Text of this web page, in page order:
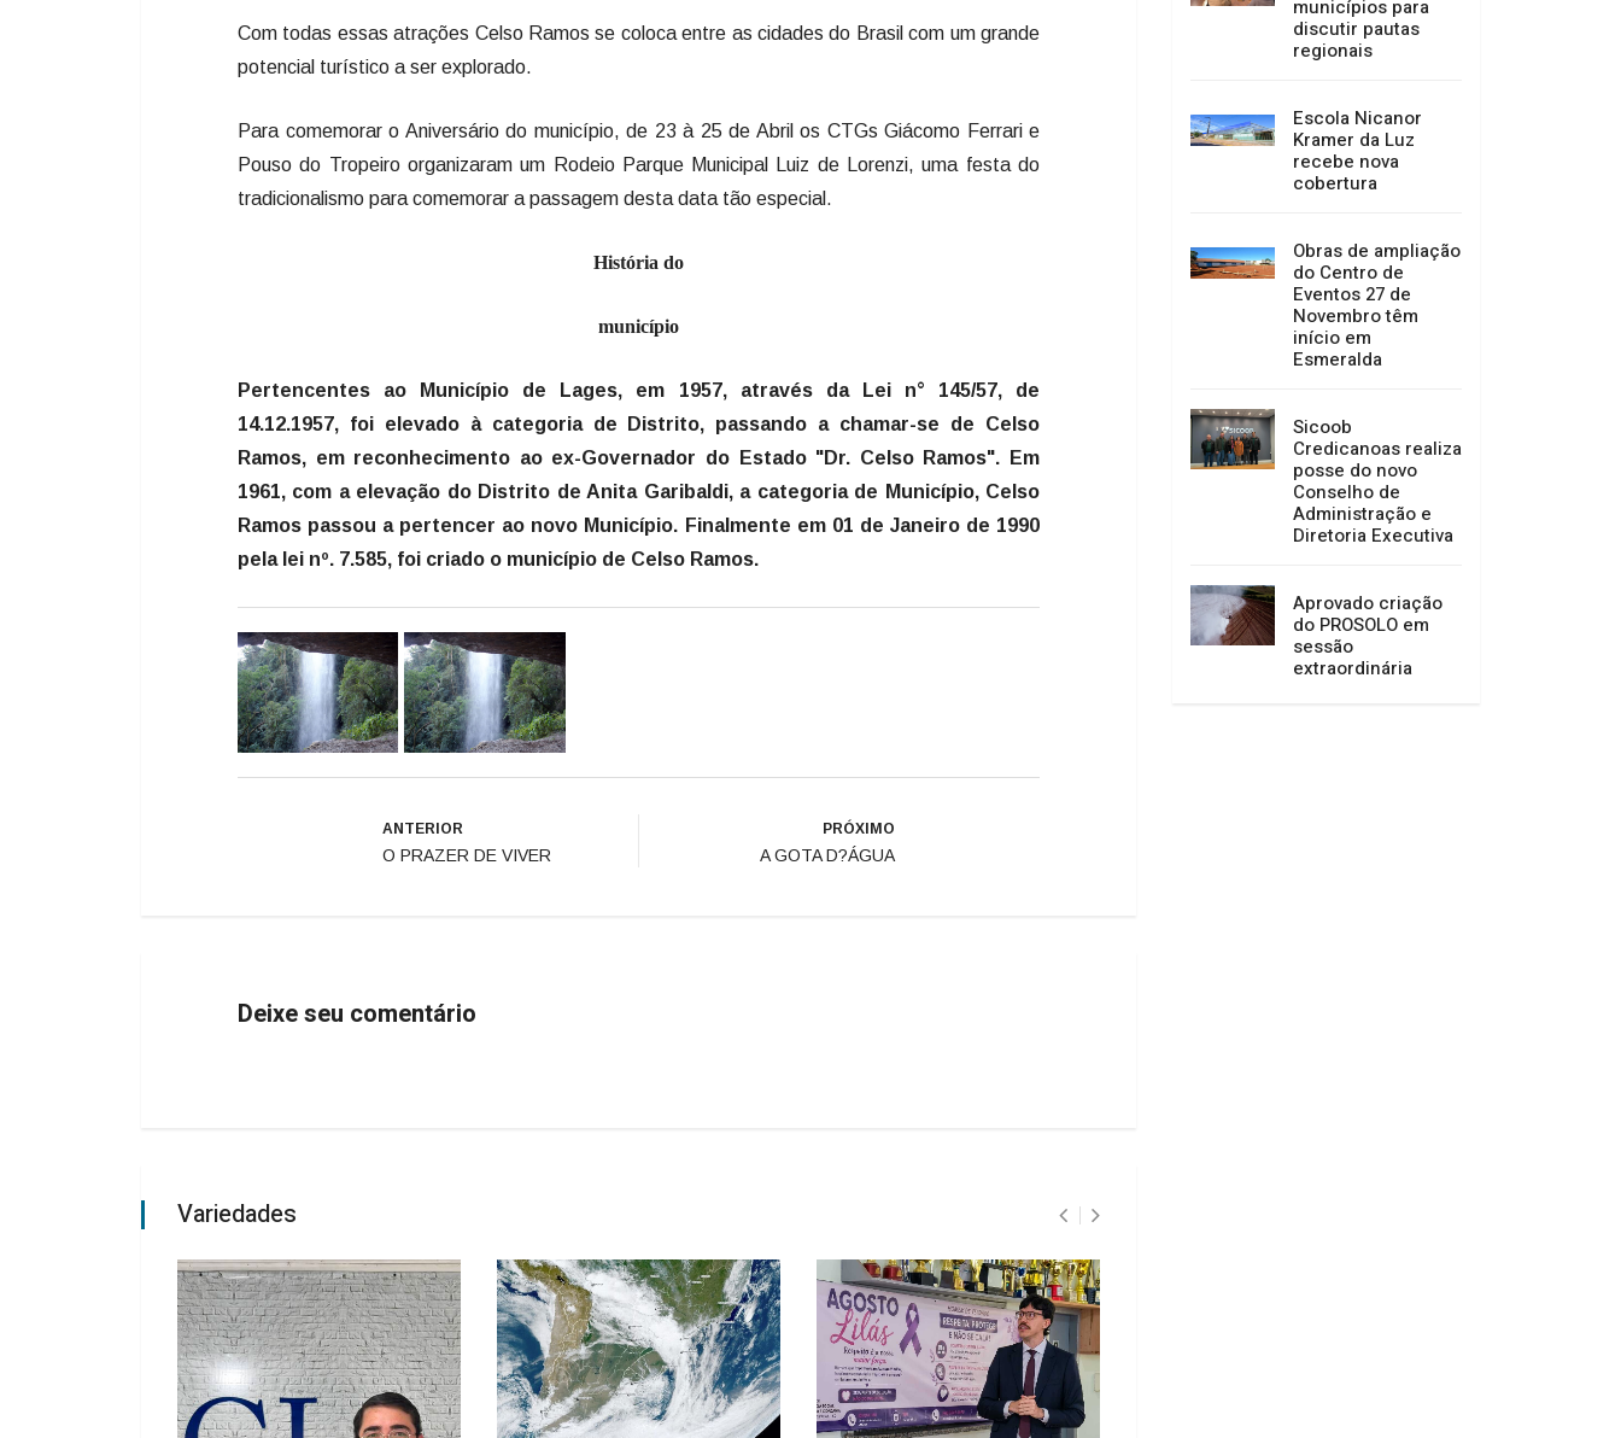
Com todas essas atrações Celso Ramos se coloca entre as cidades do Brasil com um grande
potencial turístico a ser explorado.
Para comemorar o Aniversário do município, de 23 à 25 de Abril os CTGs Giácomo Ferrari e
Pouso do Tropeiro organizaram um Rodeio Parque Municipal Luiz de Lorenzi, uma festa do
tradicionalismo para comemorar a passagem desta data tão especial.
História do
município
Pertencentes ao Município de Lages, em 1957, através da Lei n° 145/57, de
14.12.1957, foi elevado à categoria de Distrito, passando a chamar-se de Celso
Ramos, em reconhecimento ao ex-Governador do Estado "Dr. Celso Ramos". Em
1961, com a elevação do Distrito de Anita Garibaldi, a categoria de Município, Celso
Ramos passou a pertencer ao novo Município. Finalmente em 01 de Janeiro de 1990
pela lei nº. 7.585, foi criado o município de Celso Ramos.
ANTERIOR
O PRAZER DE VIVER
PRÓXIMO
A GOTA D?ÁGUA
Deixe seu comentário
Variedades
municípios para
discutir pautas
regionais
Escola Nicanor
Kramer da Luz
recebe nova
cobertura
Obras de ampliação
do Centro de
Eventos 27 de
Novembro têm
início em
Esmeralda
Sicoob
Credicanoas realiza
posse do novo
Conselho de
Administração e
Diretoria Executiva
Aprovado criação
do PROSOLO em
sessão
extraordinária